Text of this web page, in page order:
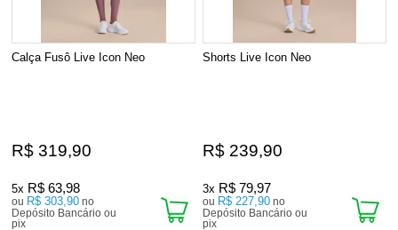
Calça Fusô Live Icon Neo
R$ 319,90
5x R$ 63,98
ou R$ 303,90 no
Depósito Bancário ou
pix
Shorts Live Icon Neo
R$ 239,90
3x R$ 79,97
ou R$ 227,90 no
Depósito Bancário ou
pix